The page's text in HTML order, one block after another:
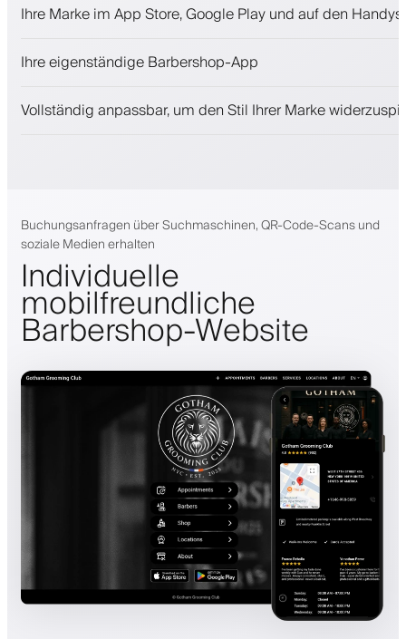
Zahlungen, Kaution
Binden Sie Kunden mit einem Treueprogramm
Ihre Marke im App Store, Google Play und auf den
Ihre eigenständige Barbershop-App
Vollständig anpassbar, um den Stil Ihrer Marke
Buchungsanfragen über Suchmaschinen, QR-Code-Scans und
soziale Medien erhalten
Individuelle
mobilfreundliche
Barbershop-Website